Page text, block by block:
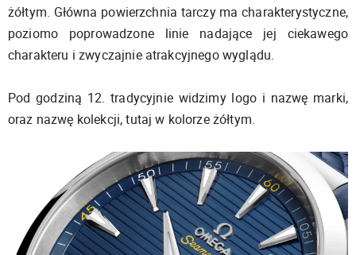
żółtym. Główna powierzchnia tarczy ma charakterystyczne,
poziomo poprowadzone linie nadające jej ciekawego
charakteru i zwyczajnie atrakcyjnego wyglądu.
Pod godziną 12. tradycyjnie widzimy logo i nazwę marki,
oraz nazwę kolekcji, tutaj w kolorze żółtym.